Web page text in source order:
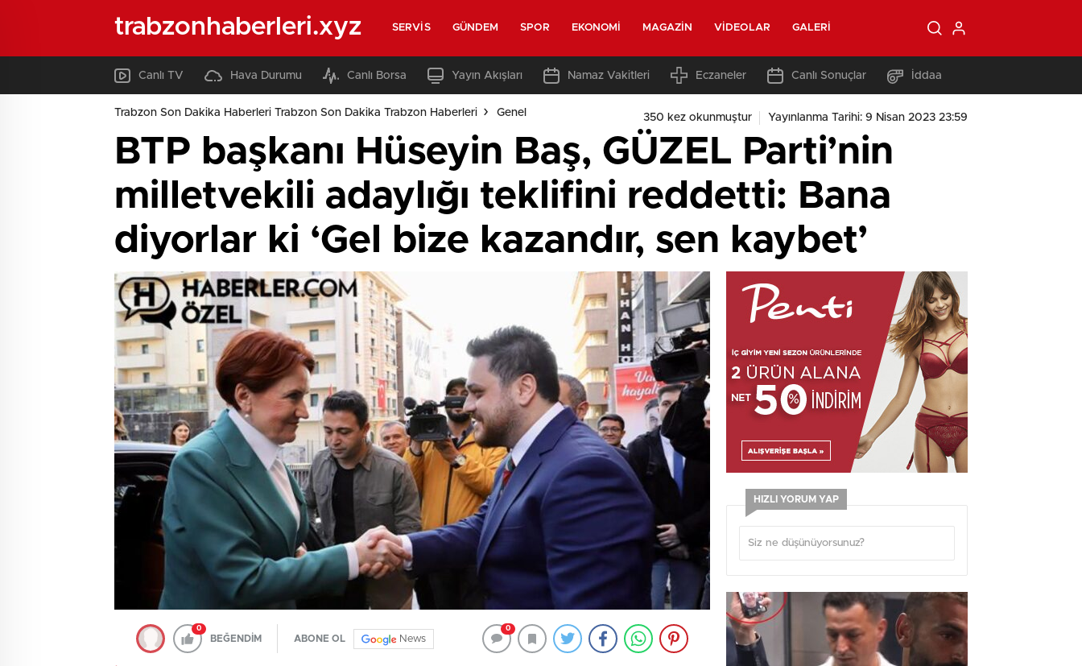
trabzonhaberleri.xyz SERVIS GÜNDEM SPOR EKONOMI MAGAZIN VIDEOLAR GALERI
Canlı TV Hava Durumu Canlı Borsa Yayın Akışları Namaz Vakitleri Eczaneler Canlı Sonuçlar İddaa
Trabzon Son Dakika Haberleri Trabzon Son Dakika Trabzon Haberleri Genel 350 kez okunmuştur Yayınlanma Tarihi: 9 Nisan 2023 23:59
BTP başkanı Hüseyin Baş, GÜZEL Parti’nin
milletvekili adaylığı teklifini reddetti: Bana
diyorlar ki ‘Gel bize kazandır, sen kaybet’
0
BEĞENDİM ABONE OL News
0
HIZLI YORUM YAP